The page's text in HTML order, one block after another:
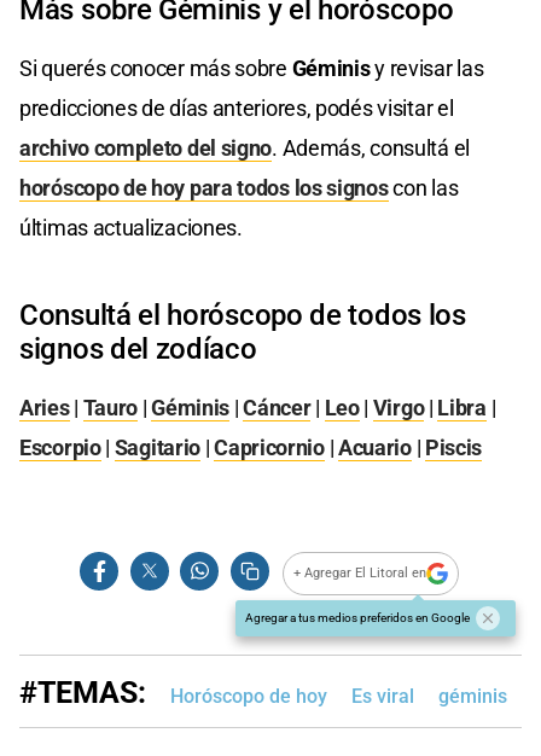
Más sobre Géminis y el horóscopo
Si querés conocer más sobre Géminisy revisar las
predicciones de días anteriores, podés visitar el
archivo completo del signo. Además, consultá el
horóscopo de hoy para todos los signoscon las
últimas actualizaciones.
Consultá el horóscopo de todos los
signos del zodíaco
Aries| Tauro |Géminis |Cáncer| Leo| Virgo| Libra |
Escorpio| Sagitario |Capricornio|Acuario| Piscis
+ Agregar El Litoral en
Agregar a tus medios preferidos en Google
#TEMAS: Horóscopo de hoy Es viral géminis